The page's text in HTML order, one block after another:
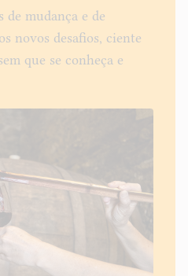
de mudança e de
novos desafios, ciente
que se conheça e